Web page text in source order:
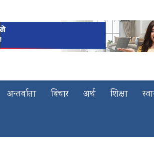
अन्तर्वाता बिचार अर्थ शिक्षा